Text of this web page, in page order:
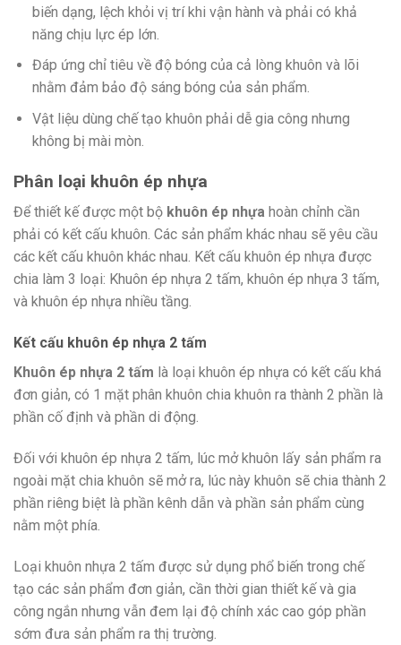
biến dạng, lệch khỏi vị trí khi vận hành và phải có khả
năng chịu lực ép lớn.
Đáp ứng chỉ tiêu về độ bóng của cả lòng khuôn và lõi
nhằm đảm bảo độ sáng bóng của sản phẩm.
Vật liệu dùng chế tạo khuôn phải dễ gia công nhưng
không bị mài mòn.
Phân loại khuôn ép nhựa
Để thiết kế được một bộ khuôn ép nhựa hoàn chỉnh cần
phải có kết cấu khuôn. Các sản phẩm khác nhau sẽ yêu cầu
các kết cấu khuôn khác nhau. Kết cấu khuôn ép nhựa được
chia làm 3 loại: Khuôn ép nhựa 2 tấm, khuôn ép nhựa 3 tấm,
và khuôn ép nhựa nhiều tầng.
Kết cấu khuôn ép nhựa 2 tấm
Khuôn ép nhựa 2 tấm là loại khuôn ép nhựa có kết cấu khá
đơn giản, có 1 mặt phân khuôn chia khuôn ra thành 2 phần là
phần cố định và phần di động.
Đối với khuôn ép nhựa 2 tấm, lúc mở khuôn lấy sản phẩm ra
ngoài mặt chia khuôn sẽ mở ra, lúc này khuôn sẽ chia thành 2
phần riêng biệt là phần kênh dẫn và phần sản phẩm cùng
nằm một phía.
Loại khuôn nhựa 2 tấm được sử dụng phổ biến trong chế
tạo các sản phẩm đơn giản, cần thời gian thiết kế và gia
công ngắn nhưng vẫn đem lại độ chính xác cao góp phần
sớm đưa sản phẩm ra thị trường.